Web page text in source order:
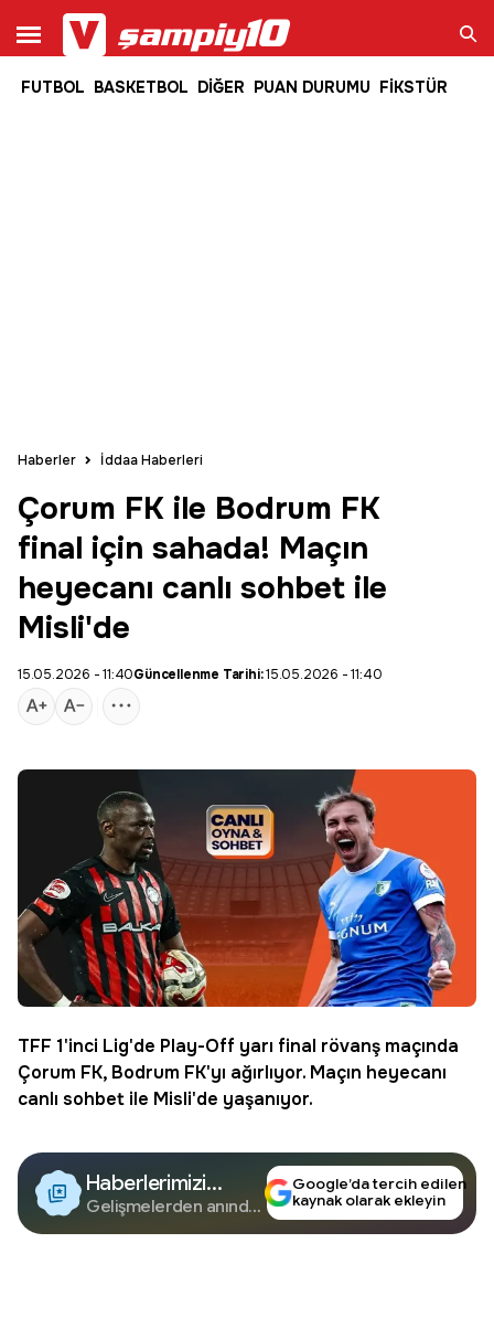
FUTBOL BASKETBOL DİĞER PUAN DURUMU FİKSTÜRAra
Haberler İddaa Haberleri
Çorum FK ile Bodrum FK
final için sahada! Maçın
heyecanı canlı sohbet ile
Misli'de
15.05.2026 - 11:40Güncellenme Tarihi:15.05.2026 - 11:40
TFF 1'inci Lig'de Play-Off yarı final rövanş maçında
Çorum FK, Bodrum FK'yı ağırlıyor. Maçın heyecanı
canlı sohbet ile Misli'de yaşanıyor.
Haberlerimizi
Google'da Takip
Edin
Gelişmelerden anında
Google’da tercih edilen
kaynak olarak ekleyin